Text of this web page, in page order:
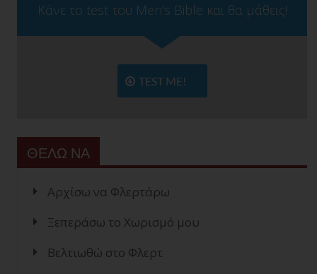
Κάνε το test του Men's Bible και θα μάθεις!
TEST ME!
ΘΕΛΩ ΝΑ
Αρχίσω να Φλερτάρω
Ξεπεράσω το Χωρισμό μου
Βελτιωθώ στο Φλερτ